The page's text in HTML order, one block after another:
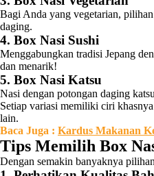
Bagi Anda yang vegetarian,
daging.
4. Box Nasi Sushi
Menggabungkan tradisi Jepang
dan menarik!
5. Box Nasi Katsu
Nasi dengan potongan daging
Setiap variasi memiliki ciri
lain.
Baca Juga : Kardus Makanan
Tips Memilih Box
Dengan semakin banyaknya